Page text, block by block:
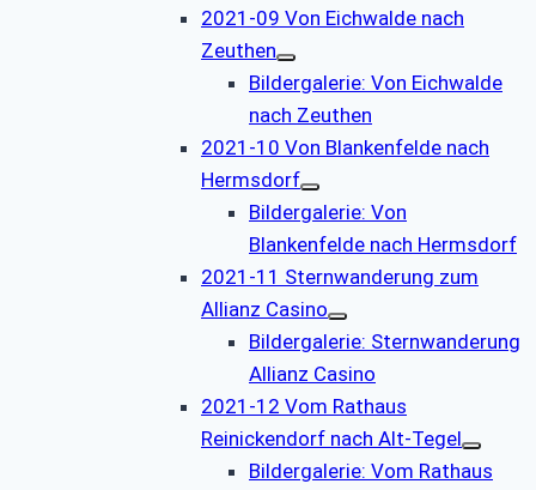
2021-09 Von Eichwalde nach
Zeuthen
Bildergalerie: Von Eichwalde
nach Zeuthen
2021-10 Von Blankenfelde nach
Hermsdorf
Bildergalerie: Von
Blankenfelde nach Hermsdorf
2021-11 Sternwanderung zum
Allianz Casino
Bildergalerie: Sternwanderung
Allianz Casino
2021-12 Vom Rathaus
Reinickendorf nach Alt-Tegel
Bildergalerie: Vom Rathaus